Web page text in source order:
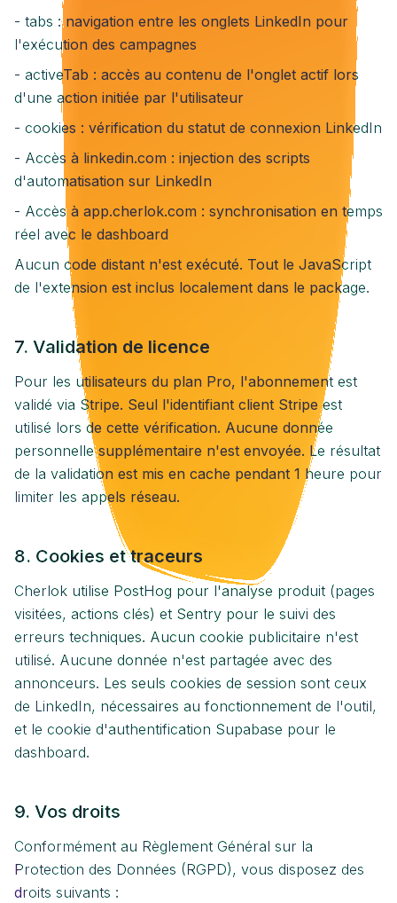
- tabs : navigation entre les onglets LinkedIn pour
l'exécution des campagnes
- activeTab : accès au contenu de l'onglet actif lors
d'une action initiée par l'utilisateur
- cookies : vérification du statut de connexion LinkedIn
- Accès à linkedin.com : injection des scripts
d'automatisation sur LinkedIn
- Accès à app.cherlok.com : synchronisation en temps
réel avec le dashboard
Aucun code distant n'est exécuté. Tout le JavaScript
de l'extension est inclus localement dans le package.
7. Validation de licence
Pour les utilisateurs du plan Pro, l'abonnement est
validé via Stripe. Seul l'identifiant client Stripe est
utilisé lors de cette vérification. Aucune donnée
personnelle supplémentaire n'est envoyée. Le résultat
de la validation est mis en cache pendant 1 heure pour
limiter les appels réseau.
8. Cookies et traceurs
Cherlok utilise PostHog pour l'analyse produit (pages
visitées, actions clés) et Sentry pour le suivi des
erreurs techniques. Aucun cookie publicitaire n'est
utilisé. Aucune donnée n'est partagée avec des
annonceurs. Les seuls cookies de session sont ceux
de LinkedIn, nécessaires au fonctionnement de l'outil,
et le cookie d'authentification Supabase pour le
dashboard.
9. Vos droits
Conformément au Règlement Général sur la
Protection des Données (RGPD), vous disposez des
droits suivants :